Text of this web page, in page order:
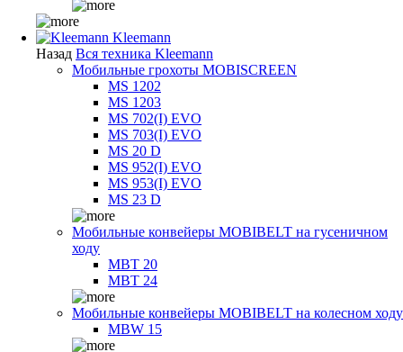
Kleemann
Назад Вся техника Kleemann
Мобильные грохоты MOBISCREEN
MS 1202
MS 1203
MS 702(I) EVO
MS 703(I) EVO
MS 20 D
MS 952(I) EVO
MS 953(I) EVO
MS 23 D
Мобильные конвейеры MOBIBELT на гусеничном
ходу
MBT 20
MBT 24
Мобильные конвейеры MOBIBELT на колесном ходу
MBW 15